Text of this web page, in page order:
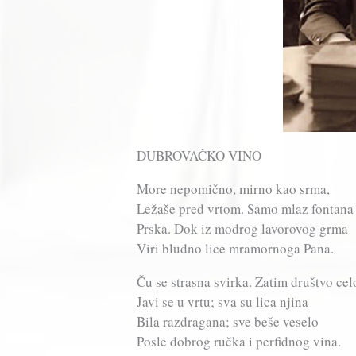
DUBROVAČKO VINO
More nepomično, mirno kao srma,
Ležaše pred vrtom. Samo mlaz fontana
Prska. Dok iz modrog lavorovog grma
Viri bludno lice mramornoga Pana.
Ču se strasna svirka. Zatim društvo
Javi se u vrtu; sva su lica njina
Bila razdragana; sve beše veselo
Posle dobrog ručka i perfidnog vina.